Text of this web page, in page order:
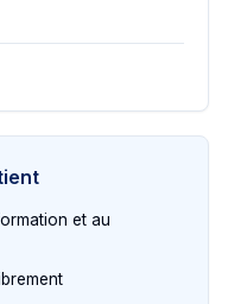
et au